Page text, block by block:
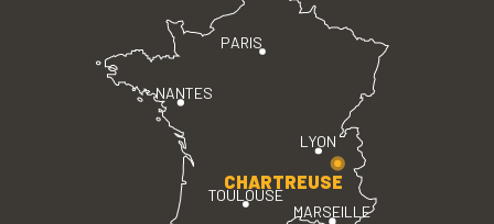
PARIS
LYON
TOULOUSE
MARSEILLE
NANTES
CHARTREUSE